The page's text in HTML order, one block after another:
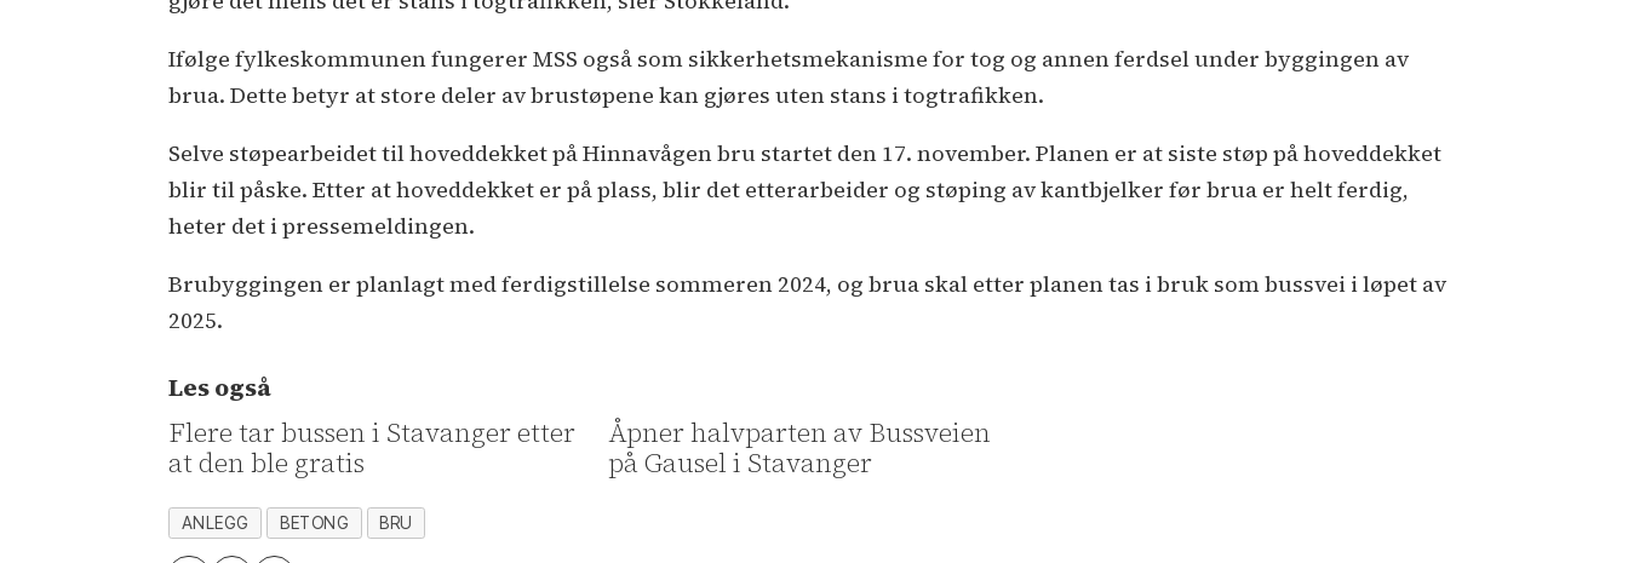
Ifølge fylkeskommunen fungerer MSS også som sikkerhetsmekanisme for tog og annen ferdsel under byggingen av
brua. Dette betyr at store deler av brustøpene kan gjøres uten stans i togtrafikken.
Selve støpearbeidet til hoveddekket på Hinnavågen bru startet den 17. november. Planen er at siste støp på hoveddekket
blir til påske. Etter at hoveddekket er på plass, blir det etterarbeider og støping av kantbjelker før brua er helt ferdig,
heter det i pressemeldingen.
Brubyggingen er planlagt med ferdigstillelse sommeren 2024, og brua skal etter planen tas i bruk som bussvei i løpet av
2025.
Les også
Flere tar bussen i Stavanger etter
at den ble gratis
Åpner halvparten av Bussveien
på Gausel i Stavanger
ANLEGG BETONG BRU